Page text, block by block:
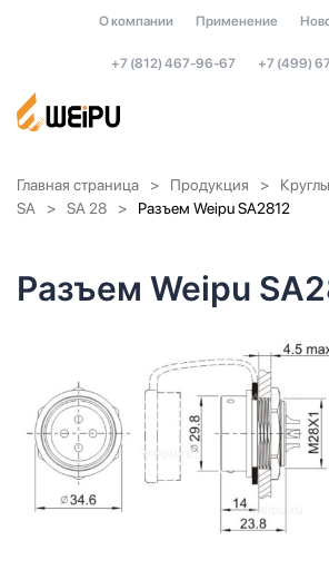
О компании Применение
+7 (812) 467-96-67 +7 (499)
Главная страница Продукция
SA
SA 28 Разъем Weipu SA2812
Разъем Weipu